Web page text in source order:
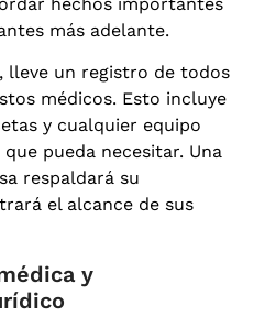
más adelante.
lleve un registro de todos
médicos. Esto incluye
y cualquier equipo
pueda necesitar. Una
respaldará su
el alcance de sus
y